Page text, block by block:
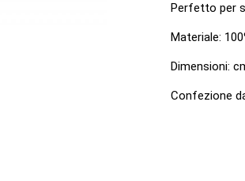
Perfetto per
Materiale:
Dimensioni:
Confezione